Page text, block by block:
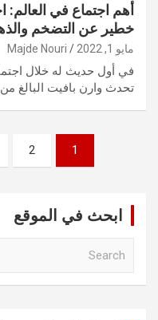
أهم اجتماع في
خطير عن التضخم
مايو 1, 2022 Majde Nouri
تحدث وارن بافيت البالغ من…
صفحات
1
2
ابحث في الموقع